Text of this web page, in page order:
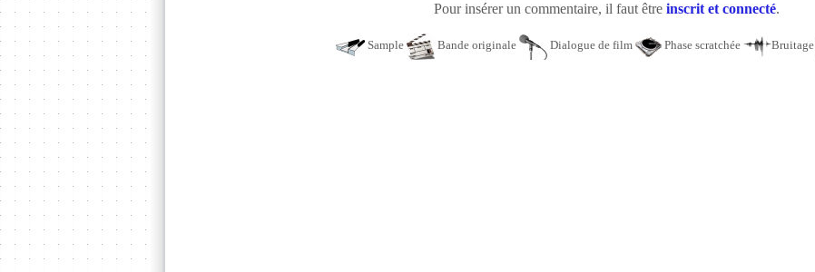
Pour insérer un commentaire, il faut être inscrit et connecté.
Sample Bande originale Dialogue de film Phase scratchée Bruitage